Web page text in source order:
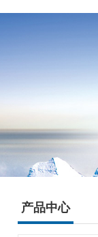
产品中心